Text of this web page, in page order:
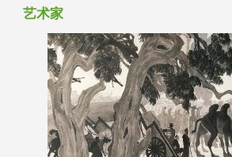
艺术家